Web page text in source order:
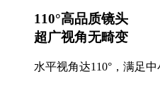
110°高品质镜头
超广视角无畸变
水平视角达110°，满足